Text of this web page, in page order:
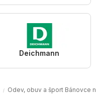
Deichmann
Odev, obuv a šport Bánovce